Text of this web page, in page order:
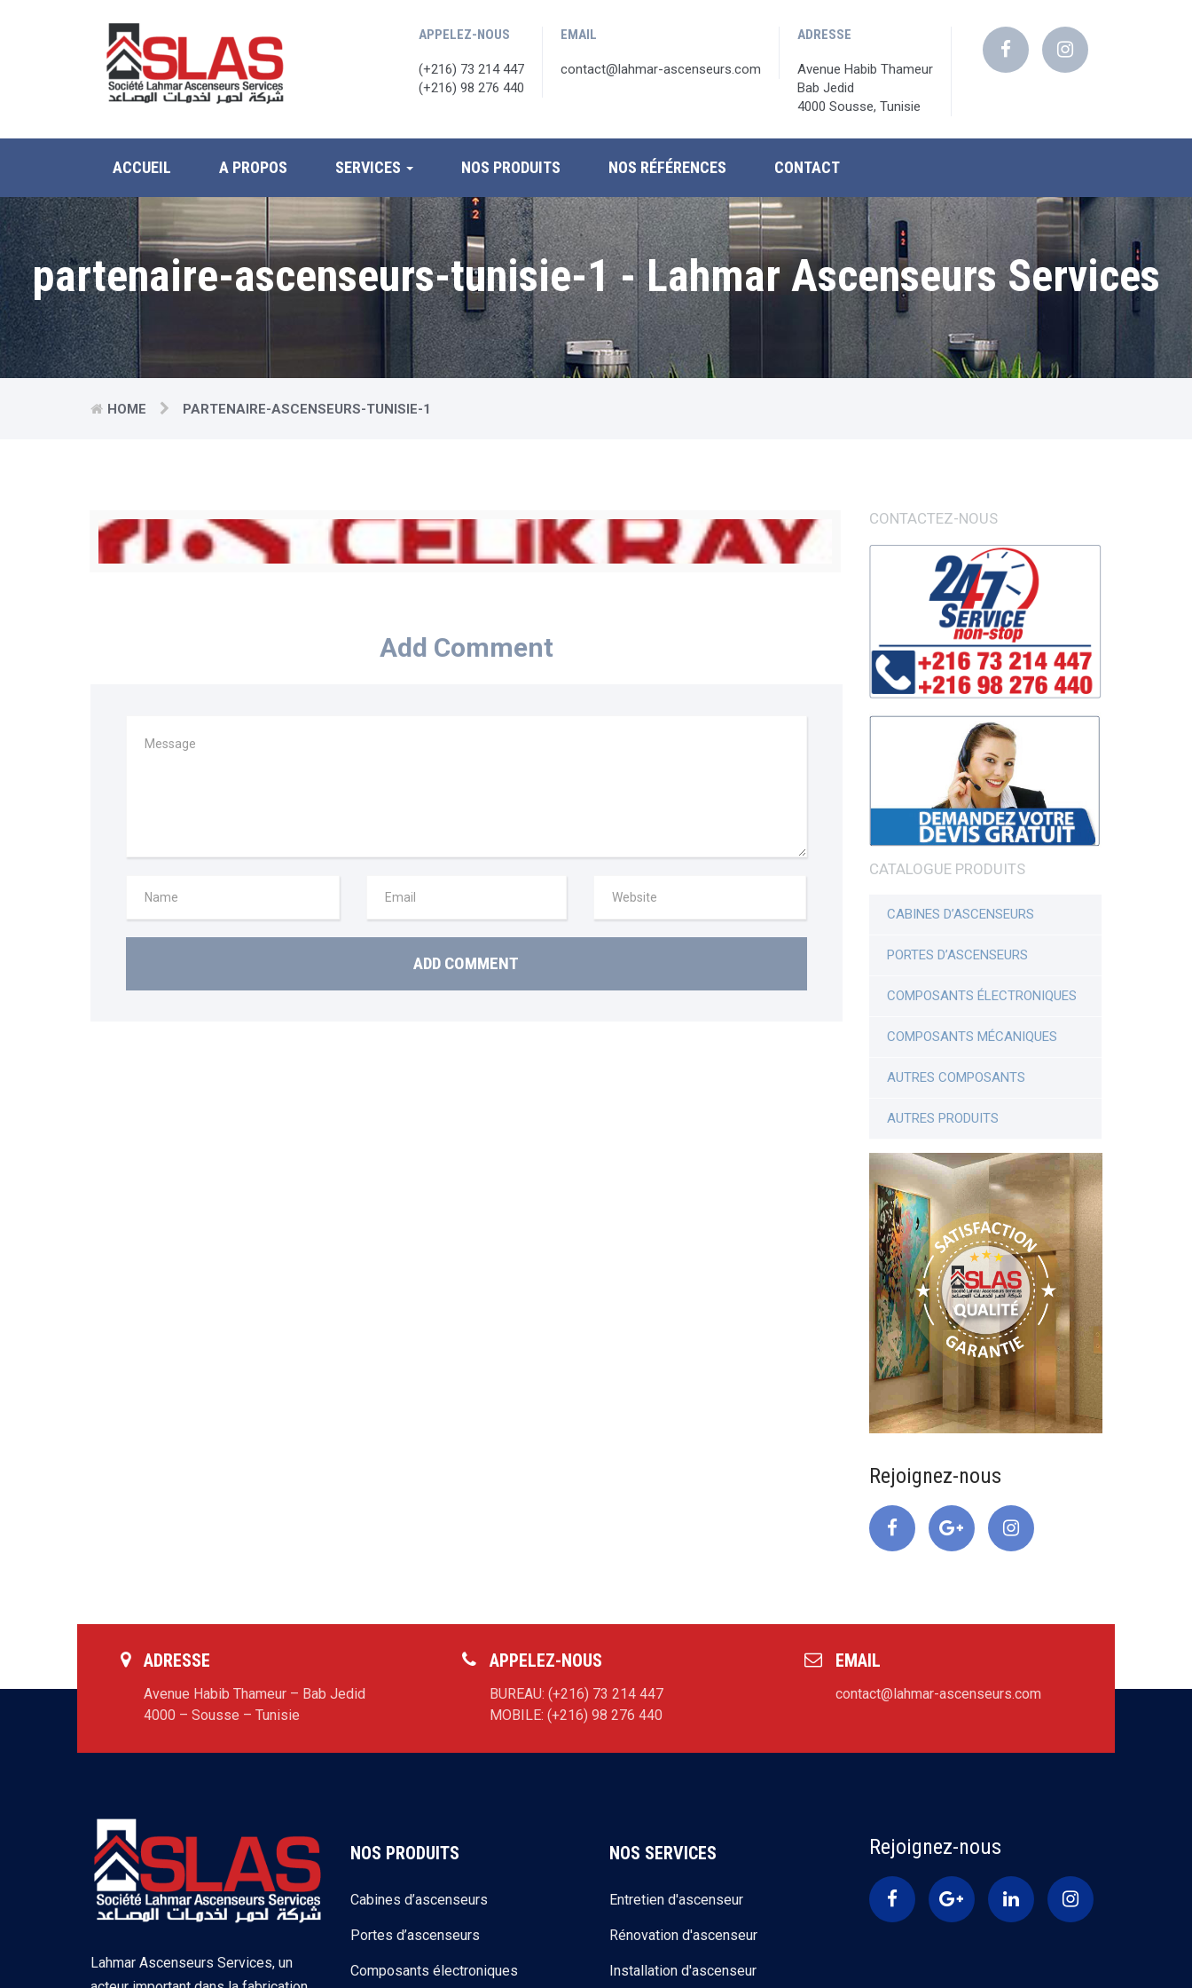
APPELEZ-NOUS
(+216) 73 214 447
(+216) 98 276 440
EMAIL
contact@lahmar-ascenseurs.com
ADRESSE
Avenue Habib Thameur
Bab Jedid
4000 Sousse, Tunisie
ACCUEIL A PROPOS SERVICES NOS PRODUITS NOS RÉFÉRENCES CONTACT
partenaire-ascenseurs-tunisie-1 - Lahmar Ascenseurs Services
HOME PARTENAIRE-ASCENSEURS-TUNISIE-1
Add Comment
CONTACTEZ-NOUS
CATALOGUE PRODUITS
CABINES D’ASCENSEURS
PORTES D’ASCENSEURS
COMPOSANTS ÉLECTRONIQUES
COMPOSANTS MÉCANIQUES
AUTRES COMPOSANTS
AUTRES PRODUITS
Rejoignez-nous
ADRESSE
Avenue Habib Thameur – Bab Jedid
4000 – Sousse – Tunisie
APPELEZ-NOUS
BUREAU: (+216) 73 214 447
MOBILE: (+216) 98 276 440
EMAIL
contact@lahmar-ascenseurs.com
Lahmar Ascenseurs Services, un
NOS PRODUITS
Cabines d’ascenseurs
Portes d’ascenseurs
Composants électroniques
NOS SERVICES
Entretien d'ascenseur
Rénovation d'ascenseur
Installation d'ascenseur
Rejoignez-nous